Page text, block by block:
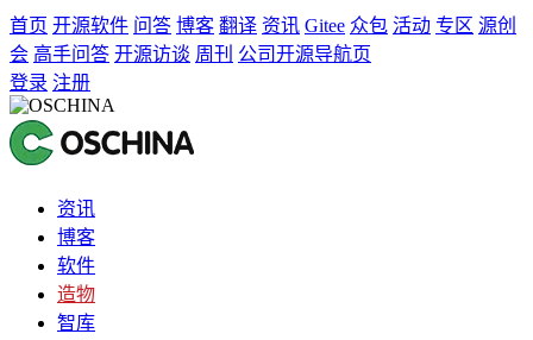
首页 开源软件 问答 博客 翻译 资讯 Gitee 众包 活动 专区 源创
会 高手问答 开源访谈 周刊 公司开源导航页
登录 注册
资讯
博客
软件
造物
智库